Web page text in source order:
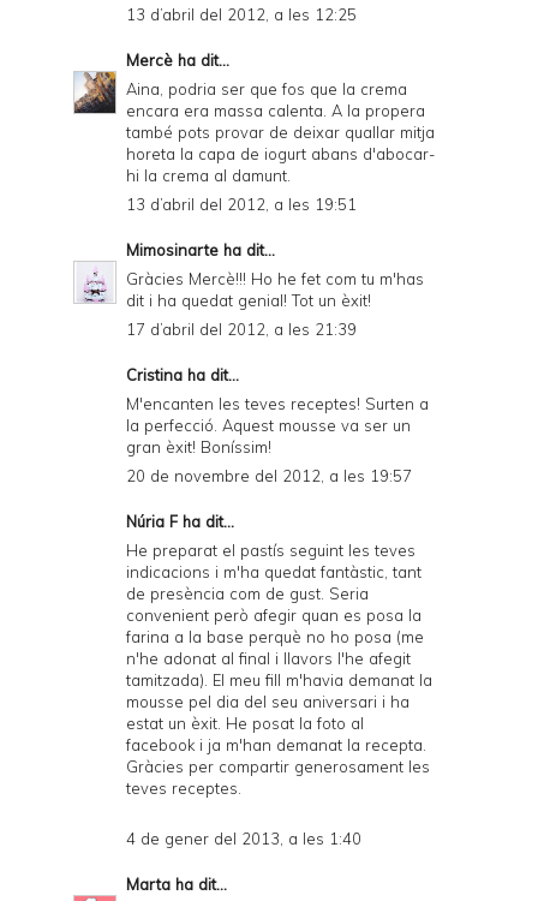
13 d’abril del 2012, a les 12:25
Mercè ha dit...
Aina, podria ser que fos que la crema
encara era massa calenta. A la propera
també pots provar de deixar quallar mitja
horeta la capa de iogurt abans d'abocar-
hi la crema al damunt.
13 d’abril del 2012, a les 19:51
Mimosinarte ha dit...
Gràcies Mercè!!! Ho he fet com tu m'has
dit i ha quedat genial! Tot un èxit!
17 d’abril del 2012, a les 21:39
Cristina ha dit...
M'encanten les teves receptes! Surten a
la perfecció. Aquest mousse va ser un
gran èxit! Boníssim!
20 de novembre del 2012, a les 19:57
Núria F ha dit...
He preparat el pastís seguint les teves
indicacions i m'ha quedat fantàstic, tant
de presència com de gust. Seria
convenient però afegir quan es posa la
farina a la base perquè no ho posa (me
n'he adonat al final i llavors l'he afegit
tamitzada). El meu fill m'havia demanat la
mousse pel dia del seu aniversari i ha
estat un èxit. He posat la foto al
facebook i ja m'han demanat la recepta.
Gràcies per compartir generosament les
teves receptes.
4 de gener del 2013, a les 1:40
Marta ha dit...